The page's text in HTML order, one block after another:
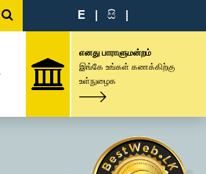
E | සි |
எனது பாராளுமன்றம்
இங்கே உங்கள் கணக்கிற்கு
உள்நுழைக